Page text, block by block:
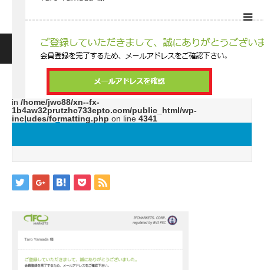
ブログ image5
: ltrim() expects parameter 1 to be string, object given
in /home/jwc88/xn--fx-
1b4aw32prutzhc733epto.com/public_html/wp-
includes/formatting.php on line 4341
image5